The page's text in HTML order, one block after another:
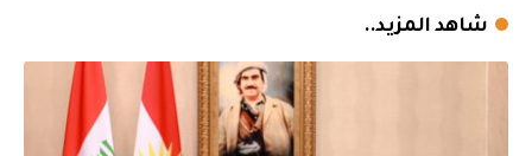
شاهد المزيد..